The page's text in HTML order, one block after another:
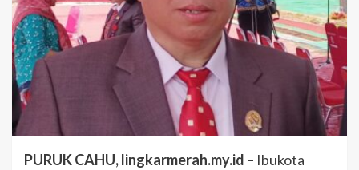
PURUK CAHU, lingkarmerah.my.id – Ibukota